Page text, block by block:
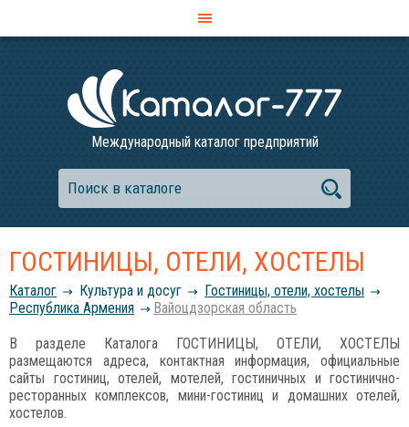
Международный каталог предприятий
ГОСТИНИЦЫ, ОТЕЛИ, ХОСТЕЛЫ
Каталог Культура и досуг
Гостиницы, отели, хостелы
Республика Армения
Вайоцдзорская область
В разделе Каталога ГОСТИНИЦЫ, ОТЕЛИ, ХОСТЕЛЫ
размещаются адреса, контактная информация, официальные
сайты гостиниц, отелей, мотелей, гостиничных и гостинично-
ресторанных комплексов, мини-гостиниц и домашних отелей,
хостелов.